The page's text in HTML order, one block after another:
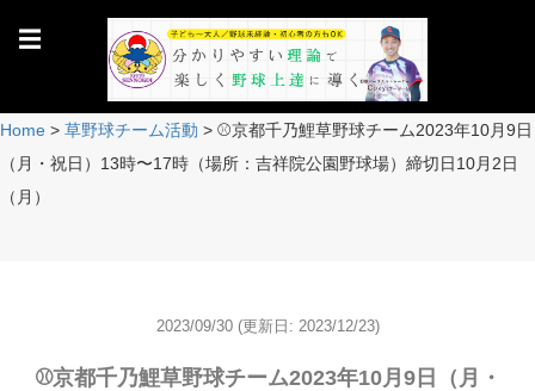
☰
Home > 草野球チーム活動 > ⚾️京都千乃鯉草野球チーム2023年10月9日
（月・祝日）13時〜17時（場所：吉祥院公園野球場）締切日10月2日
（月）
2023/09/30 (更新日: 2023/12/23)
⚾️京都千乃鯉草野球チーム2023年10月9日（月・